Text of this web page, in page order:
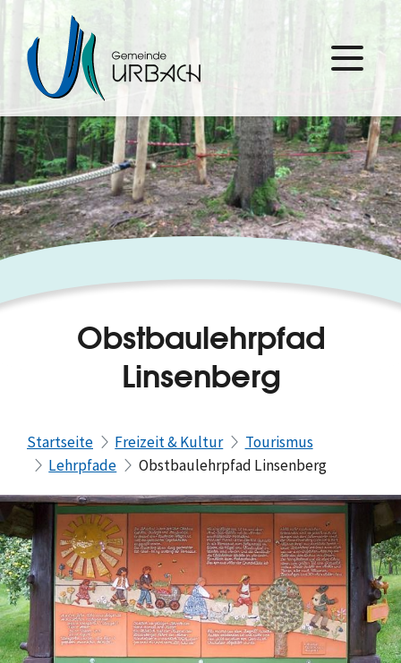
Obstbaulehrpfad
Linsenberg
Startseite Freizeit & Kultur
Tourismus
Lehrpfade
Obstbaulehrpfad Linsenberg